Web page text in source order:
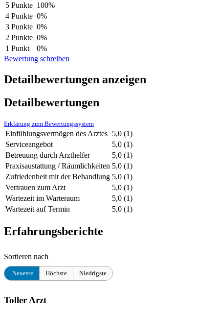
5 Punkte 100%
4 Punkte 0%
3 Punkte 0%
2 Punkte 0%
1 Punkt
0%
Bewertung schreiben
Detailbewertungen anzeigen
Detailbewertungen
Erklärung zum Bewertungssystem
Einfühlungsvermögen des Arztes 5,0 (1)
Serviceangebot
5,0 (1)
Betreuung durch Arzthelfer
5,0 (1)
Praxisaustattung / Räumlichkeiten 5,0 (1)
Zufriedenheit mit der Behandlung 5,0 (1)
Vertrauen zum Arzt
5,0 (1)
Wartezeit im Warteraum
5,0 (1)
Wartezeit auf Termin
5,0 (1)
Erfahrungsberichte
Sortieren nach
Neueste Höchste Niedrigste
Toller Arzt